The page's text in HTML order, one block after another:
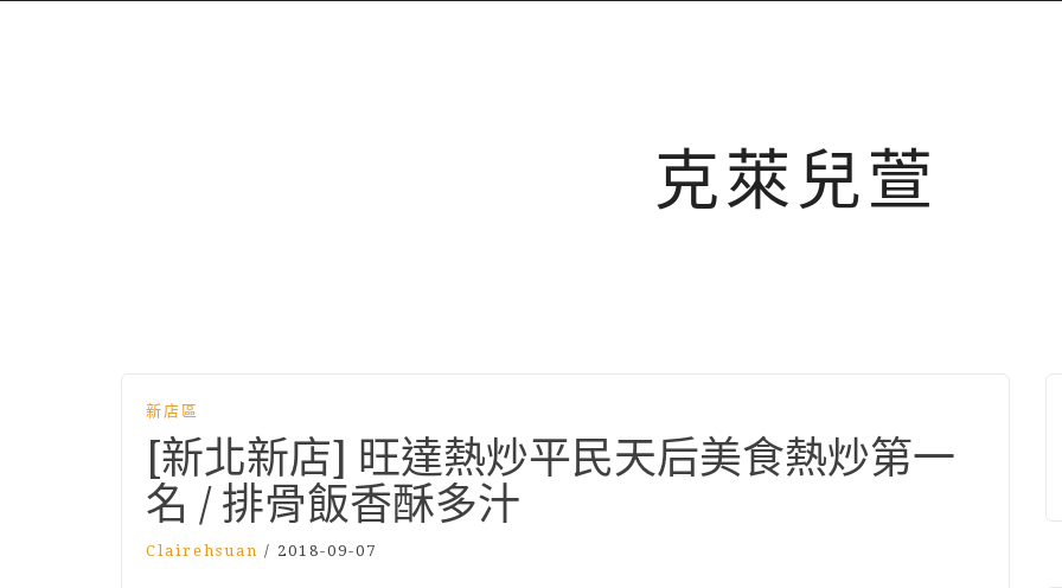
克萊兒萱
新店區
[新北新店] 旺達熱炒平民天后美食熱炒第一
名 / 排骨飯香酥多汁
Clairehsuan / 2018-09-07